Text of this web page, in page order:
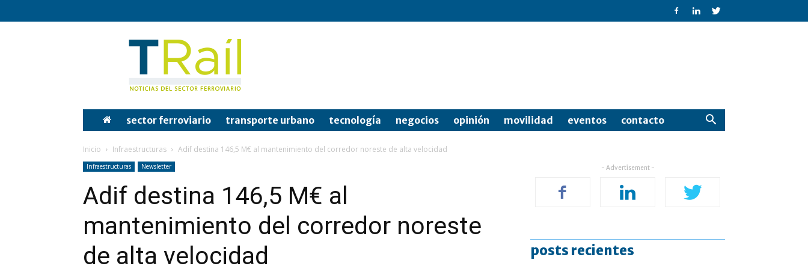
Tren
sector ferroviario transporte urbano tecnología negocios opinión movilidad eventos contacto
Inicio Infraestructuras Adif destina 146,5 M€ al mantenimiento del corredor noreste de alta velocidad
Infraestructuras Newsletter
Adif destina 146,5 M€ al
mantenimiento del corredor noreste
de alta velocidad
- Advertisement -
posts recientes